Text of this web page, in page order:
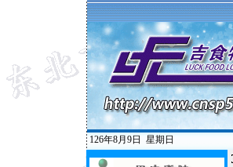
126年8月9日 星期日